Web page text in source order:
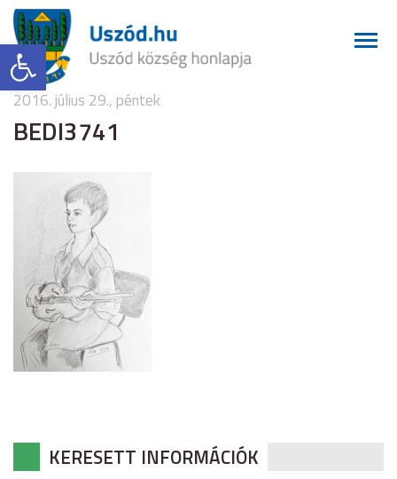
Eszköztár megnyitása
2016. július 29., péntek
BEDI3741
KERESETT INFORMÁCIÓK